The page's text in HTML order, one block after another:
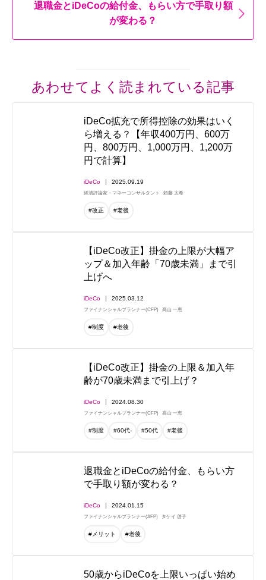
退職金とiDeCoの給付金、もらい方で手取り額
が変わる？
あわせてよく読まれている記事
iDeCo拡充で所得控除の効果はいく
ら増える？【年収400万円、600万
円、800万円、1,000万円、1,200万
円で計算】
iDeCo 2025.09.19
経済評論家・マネーコンサルタント 頼藤 太希
#改正 #老後
【iDeCo改正】掛金の上限が大幅ア
ップ＆加入年齢「70歳未満」まで引
上げへ
iDeCo 2025.03.12
ファイナンシャルプランナー(CFP) 高山 一恵
#制度 #老後
【iDeCo改正】掛金の上限＆加入年
齢が70歳未満まで引上げ？
iDeCo 2024.08.30
ファイナンシャルプランナー(CFP) 高山 一恵
#制度 #60代- #50代 #老後
退職金とiDeCoの給付金、もらい方
で手取り額が変わる？
iDeCo 2024.01.15
ファイナンシャルプランナー(AFP) タケイ 啓子
#メリット #老後
50歳からiDeCoを上限いっぱい始め